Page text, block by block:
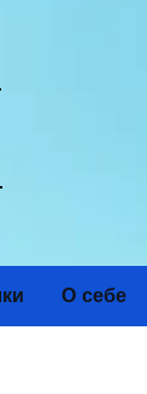
О себе